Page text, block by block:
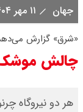
جهان ۱۱ مهر ۱۴۰۴
«شرق» گزارش
چالش
هر دو نیروگاه